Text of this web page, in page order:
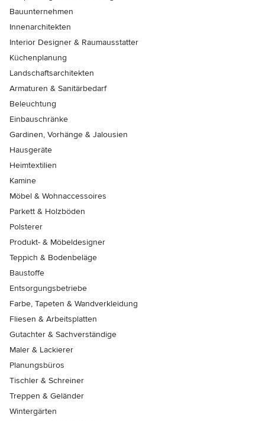
Bauunternehmen
Innenarchitekten
Interior Designer & Raumausstatter
Küchenplanung
Landschaftsarchitekten
Armaturen & Sanitärbedarf
Beleuchtung
Einbauschränke
Gardinen, Vorhänge & Jalousien
Hausgeräte
Heimtextilien
Kamine
Möbel & Wohnaccessoires
Parkett & Holzböden
Polsterer
Produkt- & Möbeldesigner
Teppich & Bodenbeläge
Baustoffe
Entsorgungsbetriebe
Farbe, Tapeten & Wandverkleidung
Fliesen & Arbeitsplatten
Gutachter & Sachverständige
Maler & Lackierer
Planungsbüros
Tischler & Schreiner
Treppen & Geländer
Wintergärten